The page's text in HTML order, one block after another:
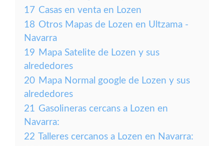
17 Casas en venta en Lozen
18 Otros Mapas de Lozen en Ultzama -
Navarra
19 Mapa Satelite de Lozen y sus
alrededores
20 Mapa Normal google de Lozen y sus
alrededores
21 Gasolineras cercans a Lozen en
Navarra:
22 Talleres cercanos a Lozen en Navarra: